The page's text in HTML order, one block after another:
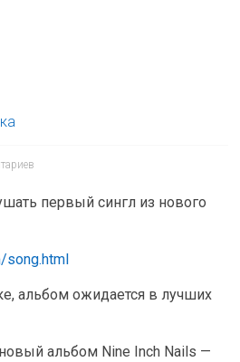
первый сингл из нового
альбом ожидается в лучших
альбом Nine Inch Nails —